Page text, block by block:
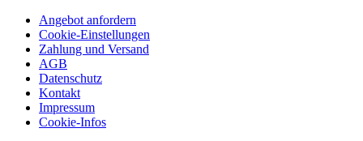
Angebot anfordern
Cookie-Einstellungen
Zahlung und Versand
AGB
Datenschutz
Kontakt
Impressum
Cookie-Infos